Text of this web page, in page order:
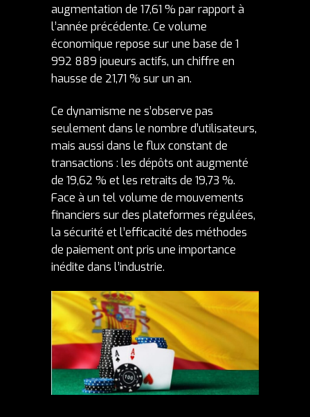
augmentation de 17,61 % par rapport à
l’année précédente. Ce volume
économique repose sur une base de 1
992 889 joueurs actifs, un chiffre en
hausse de 21,71 % sur un an.
Ce dynamisme ne s’observe pas
seulement dans le nombre d’utilisateurs,
mais aussi dans le flux constant de
transactions : les dépôts ont augmenté
de 19,62 % et les retraits de 19,73 %.
Face à un tel volume de mouvements
financiers sur des plateformes régulées,
la sécurité et l’efficacité des méthodes
de paiement ont pris une importance
inédite dans l’industrie.